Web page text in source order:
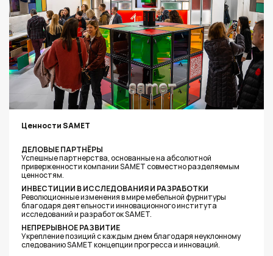
Ценности SAMET
ДЕЛОВЫЕ ПАРТНЁРЫ
Успешные партнерства, основанные на абсолютной
приверженности компании SAMET совместно разделяемым
ценностям.
ИНВЕСТИЦИИ В ИССЛЕДОВАНИЯ И РАЗРАБОТКИ
Революционные изменения в мире мебельной фурнитуры
благодаря деятельности инновационного института
исследований и разработок SAMET.
НЕПРЕРЫВНОЕ РАЗВИТИЕ
Укрепление позиций с каждым днем благодаря неуклонному
следованию SAMET концепции прогресса и инноваций.